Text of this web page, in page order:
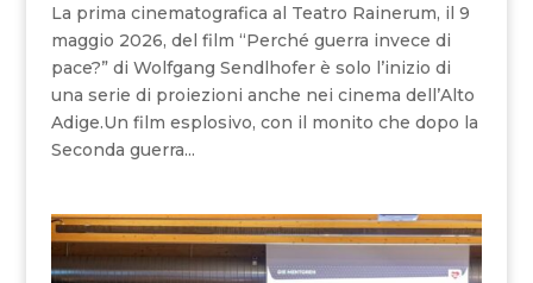
La prima cinematografica al Teatro Rainerum, il 9
maggio 2026, del film “Perché guerra invece di
pace?” di Wolfgang Sendlhofer è solo l’inizio di
una serie di proiezioni anche nei cinema dell’Alto
Adige.Un film esplosivo, con il monito che dopo la
Seconda guerra...